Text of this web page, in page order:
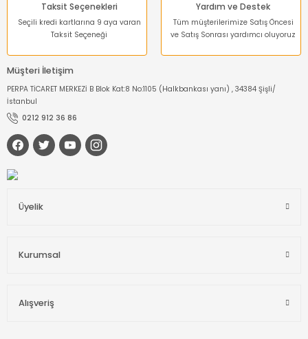
Taksit Seçenekleri
Seçili kredi kartlarına 9 aya varan
Taksit Seçeneği
Yardım ve Destek
Tüm müşterilerimize Satış Öncesi
ve Satış Sonrası yardımcı oluyoruz
Müşteri İletişim
PERPA TİCARET MERKEZİ B Blok Kat:8 No:1105 (Halkbankası yanı) , 34384 Şişli/
İstanbul
0212 912 36 86
Üyelik
Kurumsal
Alışveriş